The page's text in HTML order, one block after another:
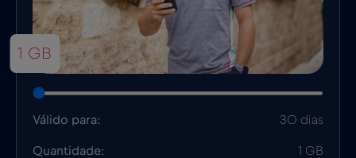
1 GB
Válido para: 30 dias
Quantidade: 1 GB